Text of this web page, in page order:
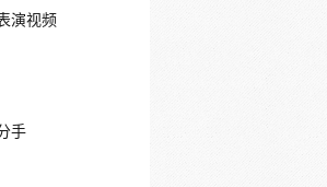
演视频
手